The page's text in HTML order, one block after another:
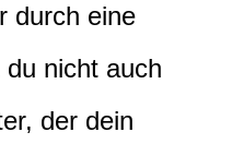
durch eine
nicht auch
der dein